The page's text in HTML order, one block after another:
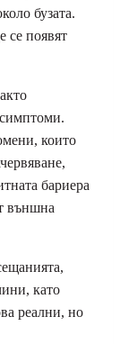
бузата.
се появят
които
бариера
външна
като
реални, но